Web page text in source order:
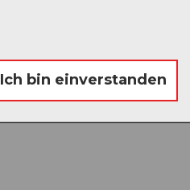
Ich bin einverstanden